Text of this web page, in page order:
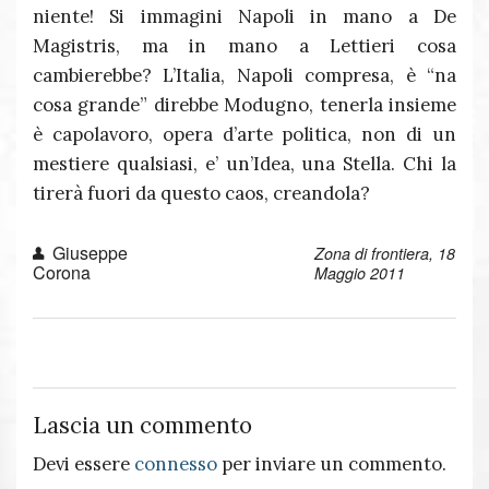
niente! Si immagini Napoli in mano a De
Magistris, ma in mano a Lettieri cosa
cambierebbe? L’Italia, Napoli compresa, è “na
cosa grande” direbbe Modugno, tenerla insieme
è capolavoro, opera d’arte politica, non di un
mestiere qualsiasi, e’ un’Idea, una Stella. Chi la
tirerà fuori da questo caos, creandola?
Giuseppe
Corona
Zona di frontiera, 18
Maggio 2011
Lascia un commento
Devi essere connesso per inviare un commento.